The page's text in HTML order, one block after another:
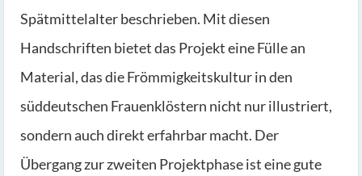
Spätmittelalter beschrieben. Mit diesen
Handschriften bietet das Projekt eine Fülle an
Material, das die Frömmigkeitskultur in den
süddeutschen Frauenklöstern nicht nur illustriert,
sondern auch direkt erfahrbar macht. Der
Übergang zur zweiten Projektphase ist eine gute